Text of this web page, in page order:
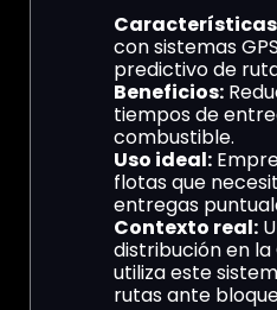
con sistemas
predictivo de
Beneficios:
tiempos de
combustible.
Uso ideal:
flotas que
entregas
Contexto real:
distribución en la
utiliza este
rutas ante